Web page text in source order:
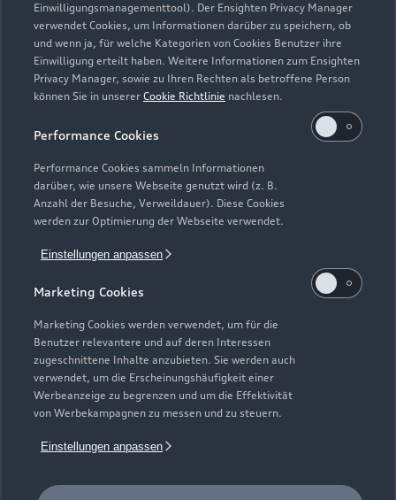
Einwilligungsmanagementtool). Der Ensighten Privacy Manager
verwendet Cookies, um Informationen darüber zu speichern, ob
und wenn ja, für welche Kategorien von Cookies Benutzer ihre
Einwilligung erteilt haben. Weitere Informationen zum Ensighten
Privacy Manager, sowie zu Ihren Rechten als betroffene Person
können Sie in unserer Cookie Richtlinie nachlesen.
Performance Cookies
Performance Cookies sammeln Informationen
darüber, wie unsere Webseite genutzt wird (z. B.
Anzahl der Besuche, Verweildauer). Diese Cookies
werden zur Optimierung der Webseite verwendet.
Einstellungen anpassen
Marketing Cookies
Marketing Cookies werden verwendet, um für die
Benutzer relevantere und auf deren Interessen
zugeschnittene Inhalte anzubieten. Sie werden auch
verwendet, um die Erscheinungshäufigkeit einer
Werbeanzeige zu begrenzen und um die Effektivität
von Werbekampagnen zu messen und zu steuern.
Einstellungen anpassen
Zurück nach oben
Modelle
Elektromodelle
Plug-in-Hybride
Neuwagensuche
Gebrauchtwagensuche
Geschäftskunden
Service & Zubehör
Saisonale Angebote
Audi Services
Garantie
Audi digital services
myAudi
Support
Audi Code
Häufige Fragen (FAQ)
Audi Online Beratung
Online-Terminvereinbarung
Servicekontakt
Über Audi
Unternehmen
Karriere
Investor Relations
© 2026 AUDI AG. Alle Rechte vorbehalten
Impressum Rechtliches
Cookie-Richtlinie